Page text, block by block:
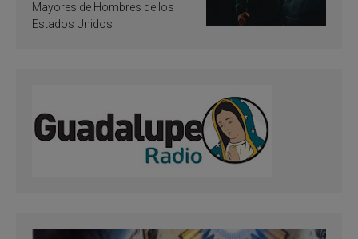
Mayores de Hombres de los
Estados Unidos